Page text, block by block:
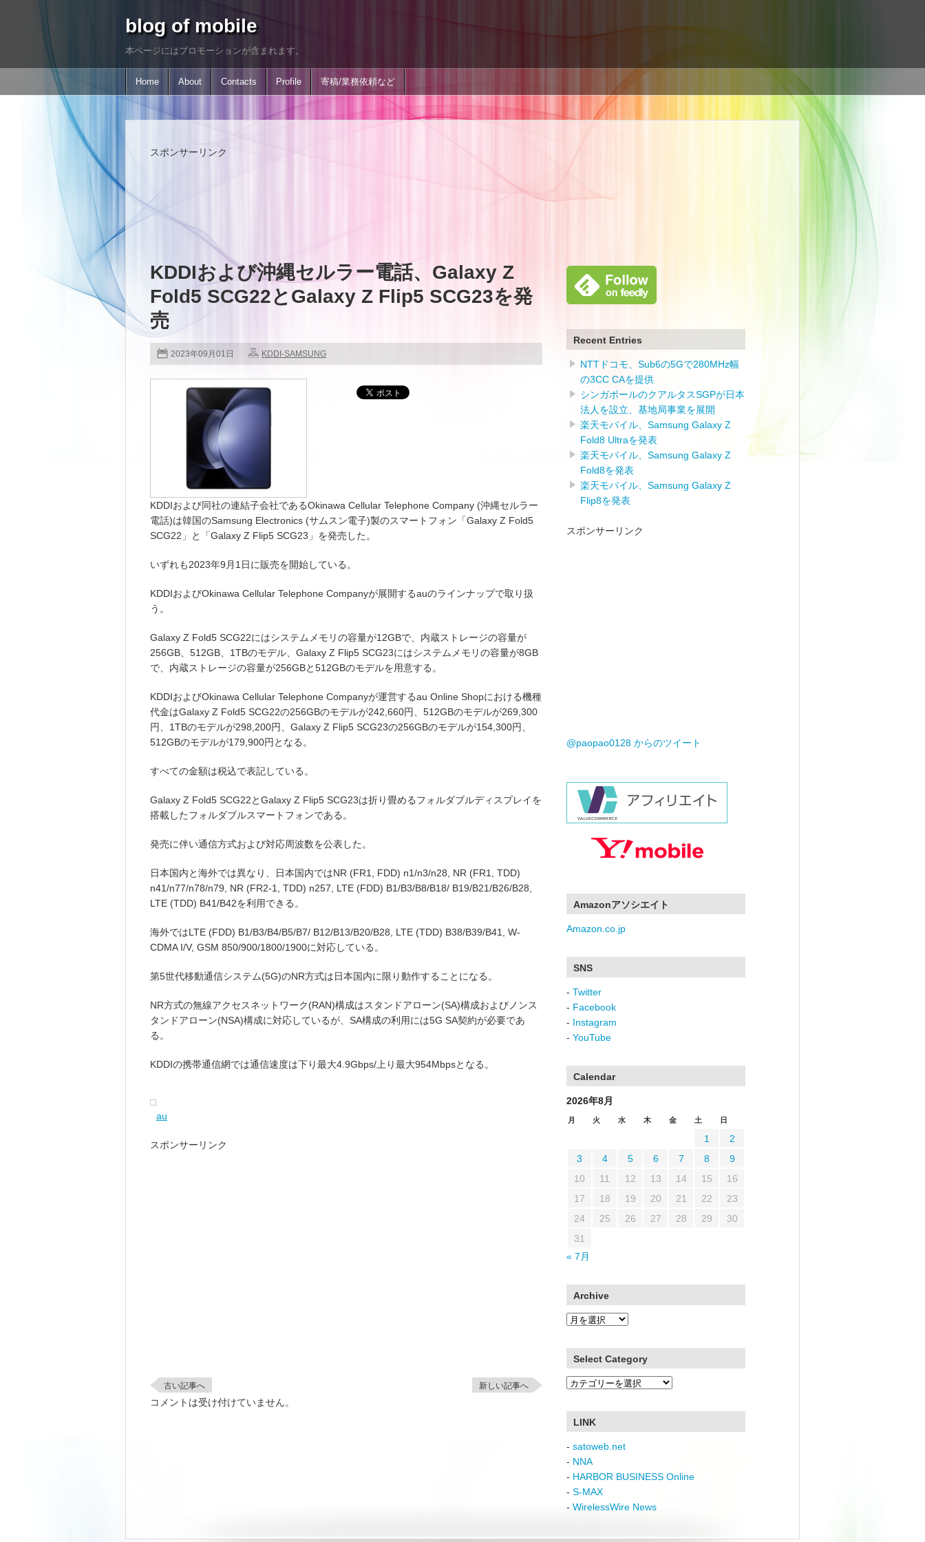
blog of mobile
本ページにはプロモーションが含まれます。
Home About Contacts Profile 寄稿/業務依頼など
スポンサーリンク
KDDIおよび沖縄セルラー電話、Galaxy Z
Fold5 SCG22とGalaxy Z Flip5 SCG23を発
売
2023年09月01日 KDDI-SAMSUNG
KDDIおよび同社の連結子会社であるOkinawa Cellular Telephone Company (沖縄セルラー
電話)は韓国のSamsung Electronics (サムスン電子)製のスマートフォン「Galaxy Z Fold5
SCG22」と「Galaxy Z Flip5 SCG23」を発売した。
いずれも2023年9月1日に販売を開始している。
KDDIおよびOkinawa Cellular Telephone Companyが展開するauのラインナップで取り扱
う。
Galaxy Z Fold5 SCG22にはシステムメモリの容量が12GBで、内蔵ストレージの容量が
256GB、512GB、1TBのモデル、Galaxy Z Flip5 SCG23にはシステムメモリの容量が8GB
で、内蔵ストレージの容量が256GBと512GBのモデルを用意する。
KDDIおよびOkinawa Cellular Telephone Companyが運営するau Online Shopにおける機種
代金はGalaxy Z Fold5 SCG22の256GBのモデルが242,660円、512GBのモデルが269,300
円、1TBのモデルが298,200円、Galaxy Z Flip5 SCG23の256GBのモデルが154,300円、
512GBのモデルが179,900円となる。
すべての金額は税込で表記している。
Galaxy Z Fold5 SCG22とGalaxy Z Flip5 SCG23は折り畳めるフォルダブルディスプレイを
搭載したフォルダブルスマートフォンである。
発売に伴い通信方式および対応周波数を公表した。
日本国内と海外では異なり、日本国内ではNR (FR1, FDD) n1/n3/n28, NR (FR1, TDD)
n41/n77/n78/n79, NR (FR2-1, TDD) n257, LTE (FDD) B1/B3/B8/B18/ B19/B21/B26/B28,
LTE (TDD) B41/B42を利用できる。
海外ではLTE (FDD) B1/B3/B4/B5/B7/ B12/B13/B20/B28, LTE (TDD) B38/B39/B41, W-
CDMA I/V, GSM 850/900/1800/1900に対応している。
第5世代移動通信システム(5G)のNR方式は日本国内に限り動作することになる。
NR方式の無線アクセスネットワーク(RAN)構成はスタンドアローン(SA)構成およびノンス
タンドアローン(NSA)構成に対応しているが、SA構成の利用には5G SA契約が必要であ
る。
KDDIの携帯通信網では通信速度は下り最大4.9Gbps/上り最大954Mbpsとなる。
au
スポンサーリンク
古い記事へ 新しい記事へ
コメントは受け付けていません。
Recent Entries
NTTドコモ、Sub6の5Gで280MHz幅
の3CC CAを提供
シンガポールのクアルタスSGPが日本
法人を設立、基地局事業を展開
楽天モバイル、Samsung Galaxy Z
Fold8 Ultraを発表
楽天モバイル、Samsung Galaxy Z
Fold8を発表
楽天モバイル、Samsung Galaxy Z
Flip8を発表
スポンサーリンク
@paopao0128 からのツイート
Amazonアソシエイト
Amazon.co.jp
SNS
- Twitter
- Facebook
- Instagram
- YouTube
Calendar
2026年8月
月 火 水 木 金 土 日
1
2
3
4 5 6 7 8
9
10
11 12 13 14 15
16
17
18 19 20 21 22
23
24
25 26 27 28 29
30
31
« 7月
Archive
Archive
Select Category
Select
LINK
- satoweb.net
- NNA
- HARBOR BUSINESS Online
- S-MAX
- WirelessWire News